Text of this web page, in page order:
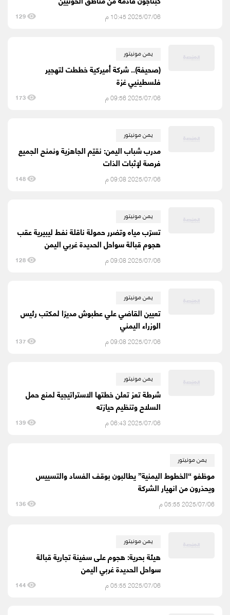
2025/07/06 10:45 م 129
يمن مونيتور
(صحيفة).. شركة أميركية خططت لتهجير
فلسطينيي غزة
2025/07/06 09:56 م 173
يمن مونيتور
مدرب شباب اليمن: نقيّم الجاهزية ونمنح الجميع
فرصة لإثبات الذات
2025/07/06 09:08 م 148
يمن مونيتور
تسرّب مياه وتضرر حمولة ناقلة نفط ليبيرية عقب
هجوم قبالة سواحل الحديدة غربي اليمن
2025/07/06 09:08 م 128
يمن مونيتور
تعيين القاضي علي عطبوش مديرًا لمكتب رئيس
الوزراء اليمني
2025/07/06 09:08 م 137
يمن مونيتور
شرطة تعز تعلن خطتها الاستراتيجية لمنع حمل
السلاح وتنظيم حيازته
2025/07/06 06:43 م 139
يمن مونيتور
موظفو “الخطوط اليمنية” يطالبون بوقف الفساد والتسييس
ويحذرون من انهيار الشركة
2025/07/06 05:55 م 136
يمن مونيتور
هيئة بحرية: هجوم على سفينة تجارية قبالة
سواحل الحديدة غربي اليمن
2025/07/06 05:55 م 144